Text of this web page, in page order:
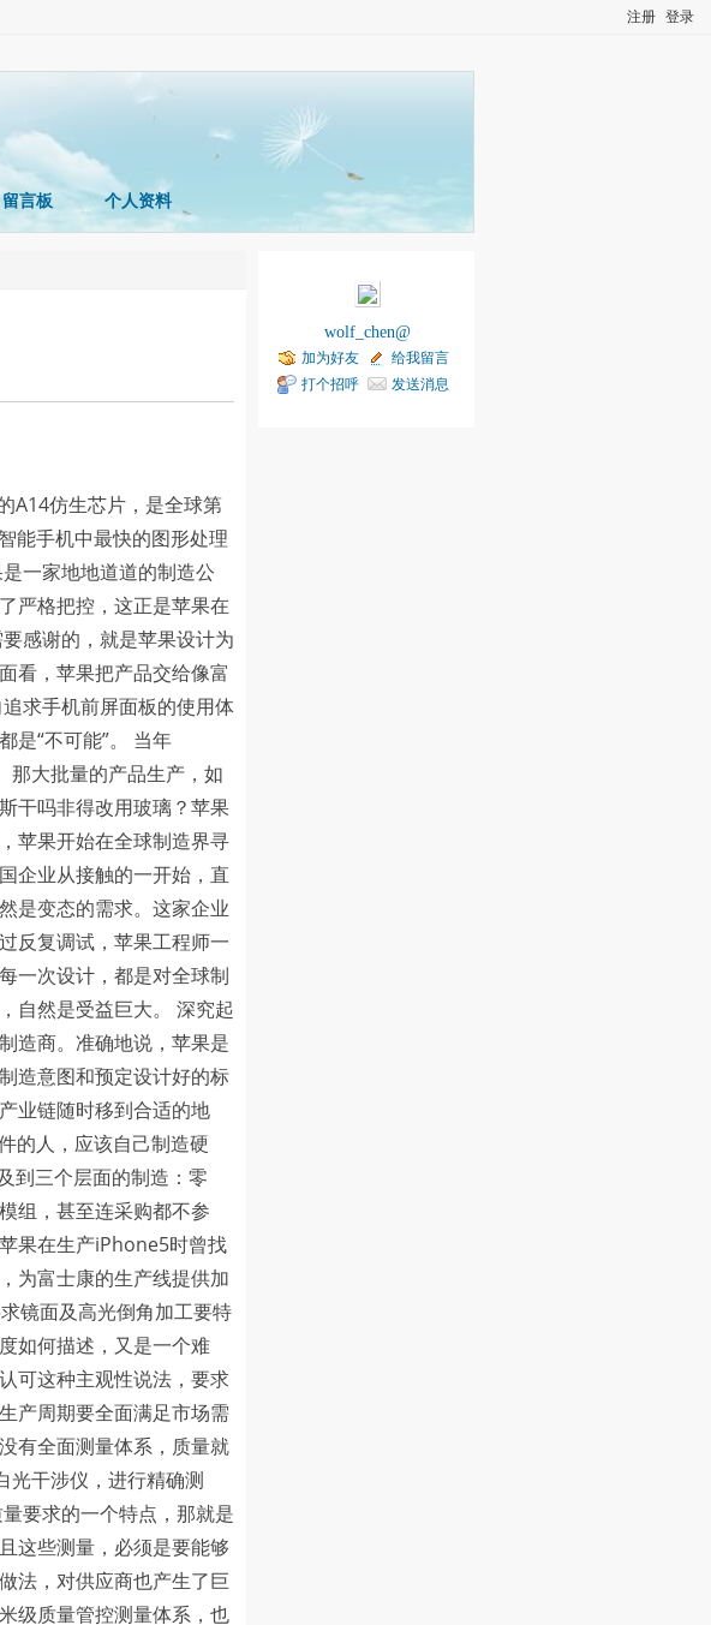
注册 登录
留言板 个人资料
A14仿生芯片，是全球第
能手机中最快的图形处理
一家地地道道的制造公
严格把控，这正是苹果在
感谢的，就是苹果设计为
看，苹果把产品交给像富
求手机前屏面板的使用体
是“不可能”。 当年
那大批量的产品生产，如
干吗非得改用玻璃？苹果
苹果开始在全球制造界寻
企业从接触的一开始，直
是变态的需求。这家企业
反复调试，苹果工程师一
一次设计，都是对全球制
自然是受益巨大。 深究起
造商。准确地说，苹果是
造意图和预定设计好的标
业链随时移到合适的地
的人，应该自己制造硬
到三个层面的制造：零
组，甚至连采购都不参
果在生产iPhone5时曾找
为富士康的生产线提供加
镜面及高光倒角加工要特
如何描述，又是一个难
可这种主观性说法，要求
产周期要全面满足市场需
有全面测量体系，质量就
光干涉仪，进行精确测
要求的一个特点，那就是
这些测量，必须是要能够
法，对供应商也产生了巨
级质量管控测量体系，也
wolf_chen@
加为好友
给我留言
打个招呼
发送消息